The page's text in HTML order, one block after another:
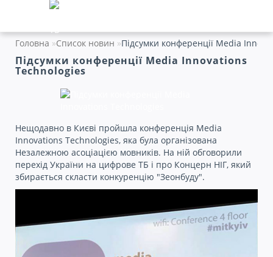
Головна Список новин Підсумки конференції Media
Підсумки конференції Media Innovations
Technologies
Нещодавно в Києві пройшла конференція Media
Innovations Technologies, яка була організована
Незалежною асоціацією мовників. На ній обговорили
перехід України на цифрове ТБ і про Концерн НІГ, який
збирається скласти конкуренцію "Зеонбуду".